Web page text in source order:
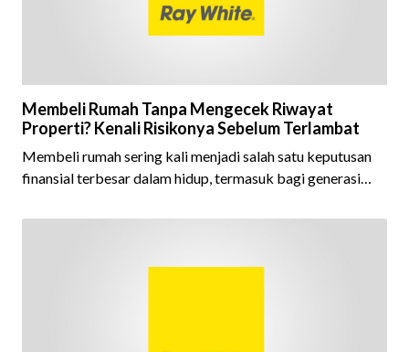
Membeli Rumah Tanpa Mengecek Riwayat
Properti? Kenali Risikonya Sebelum Terlambat
Membeli rumah sering kali menjadi salah satu keputusan
finansial terbesar dalam hidup, termasuk bagi generasi
kepemilikan hunian maupun investasi properti. Namun
fokus pada harga atau lokasi tanpa memperhatikan